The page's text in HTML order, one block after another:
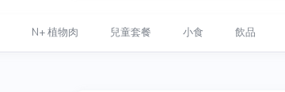
N+ 植物肉 兒童套餐 小食 飲品